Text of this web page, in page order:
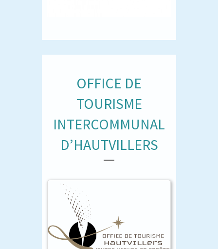
OFFICE DE
TOURISME
INTERCOMMUNAL
D’HAUTVILLERS